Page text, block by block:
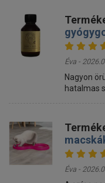
Éva -
Nagyon
hatalmas
Éva -